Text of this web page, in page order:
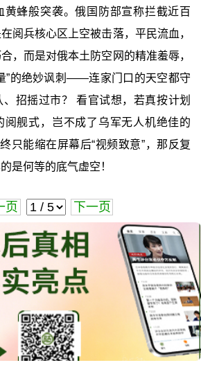
黄蜂般突袭。俄国防部宣称拦截近百
阅兵核心区上空被击落，平民流血，
，而是对俄本土防空网的精准羞辱，
”的绝妙讽刺——连家门口的天空都守
招摇过市？ 看官试想，若真按计划
阅舰式，岂不成了乌军无人机绝佳的
只能缩在屏幕后“视频致意”，那反复
是何等的底气虚空！
页 下一页